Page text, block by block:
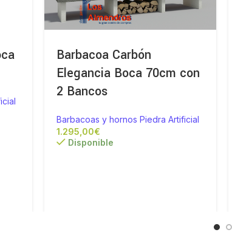
Barbacoa Carbón
Elegancia Boca 70cm con
2 Bancos
Barbacoas y hornos Piedra Artificial
€
Disponible